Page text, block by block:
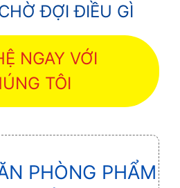
ĐỢI ĐIỀU GÌ
NGAY VỚI
TÔI
PHÒNG PHẨM